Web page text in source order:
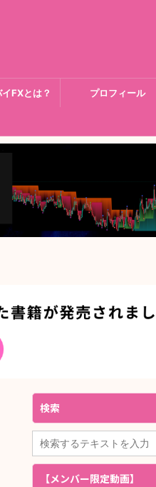
FXとは？ プロフィール
検索
【メンバー限定動画】